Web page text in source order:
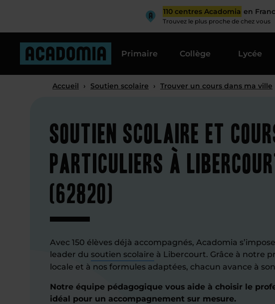
110 centres Acadomia en
Trouvez le plus proche de chez vous
Primaire Collège Lycée
Accueil › Soutien scolaire › Trouver un cours dans ma ville
Soutien scolaire et
particuliers à
(62820)
Avec 150 élèves déjà accompagnés, Acadomia
leader du soutien scolaire à Libercourt. Grâce à notre
locale et à nos formules adaptées, chacun avance à
Notre équipe pédagogique vous aide à choisir le
idéal pour un accompagnement sur mesure.